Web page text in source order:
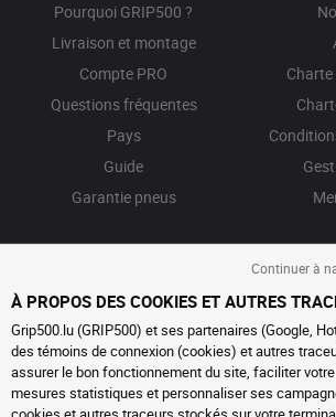
Pourquoi GRIP500 ?
Livraison et montage
Compte PRO
Questions fréquentes
Pays
Guide
Garantie pneus
Continuer à
À PROPOS DES COOKIES ET AUTRES
Grip500.lu (GRIP500) et ses partenaires (Google,
des témoins de connexion (cookies) et autres
assurer le bon fonctionnement du site, faciliter
mesures statistiques et personnaliser ses